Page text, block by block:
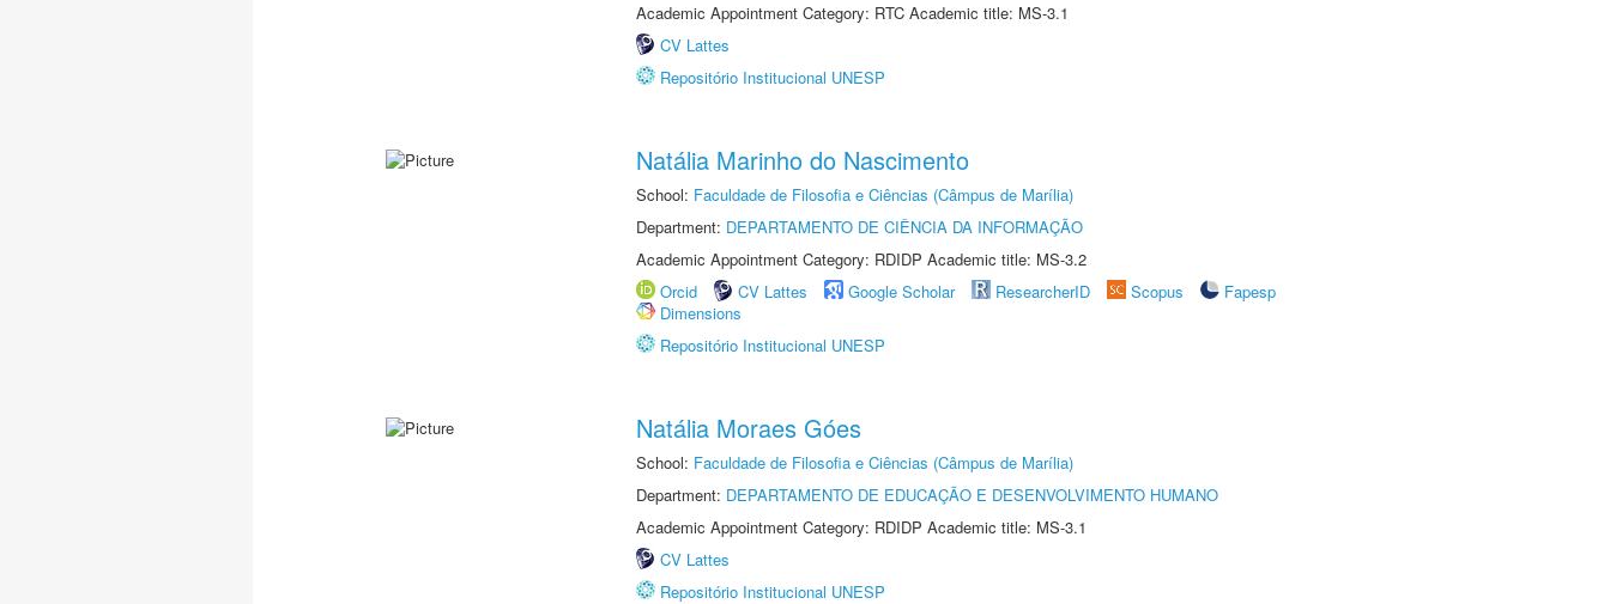
Academic Appointment Category: RTC Academic title: MS-3.1
CV Lattes
Repositório Institucional UNESP
Natália Marinho do Nascimento
School: Faculdade de Filosofia e Ciências (Câmpus de Marília)
Department: DEPARTAMENTO DE CIÊNCIA DA INFORMAÇÃO
Academic Appointment Category: RDIDP Academic title: MS-3.2
Orcid
CV Lattes Google Scholar ResearcherID Scopus
Fapesp
Dimensions
Repositório Institucional UNESP
Natália Moraes Góes
School: Faculdade de Filosofia e Ciências (Câmpus de Marília)
Department: DEPARTAMENTO DE EDUCAÇÃO E DESENVOLVIMENTO HUMANO
Academic Appointment Category: RDIDP Academic title: MS-3.1
CV Lattes
Repositório Institucional UNESP